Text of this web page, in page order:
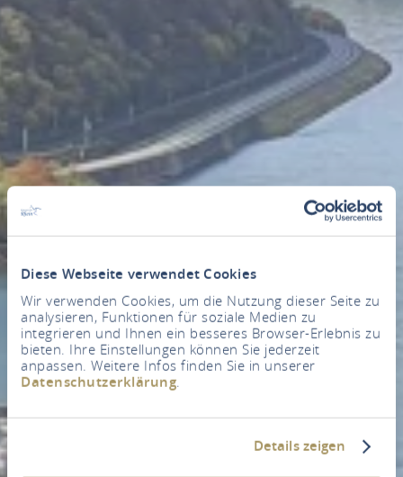
Diese Webseite verwendet Cookies
Wir verwenden Cookies, um die Nutzung dieser Seite zu
analysieren, Funktionen für soziale Medien zu
integrieren und Ihnen ein besseres Browser-Erlebnis zu
bieten. Ihre Einstellungen können Sie jederzeit
anpassen. Weitere Infos finden Sie in unserer
Datenschutzerklärung.
Details zeigen